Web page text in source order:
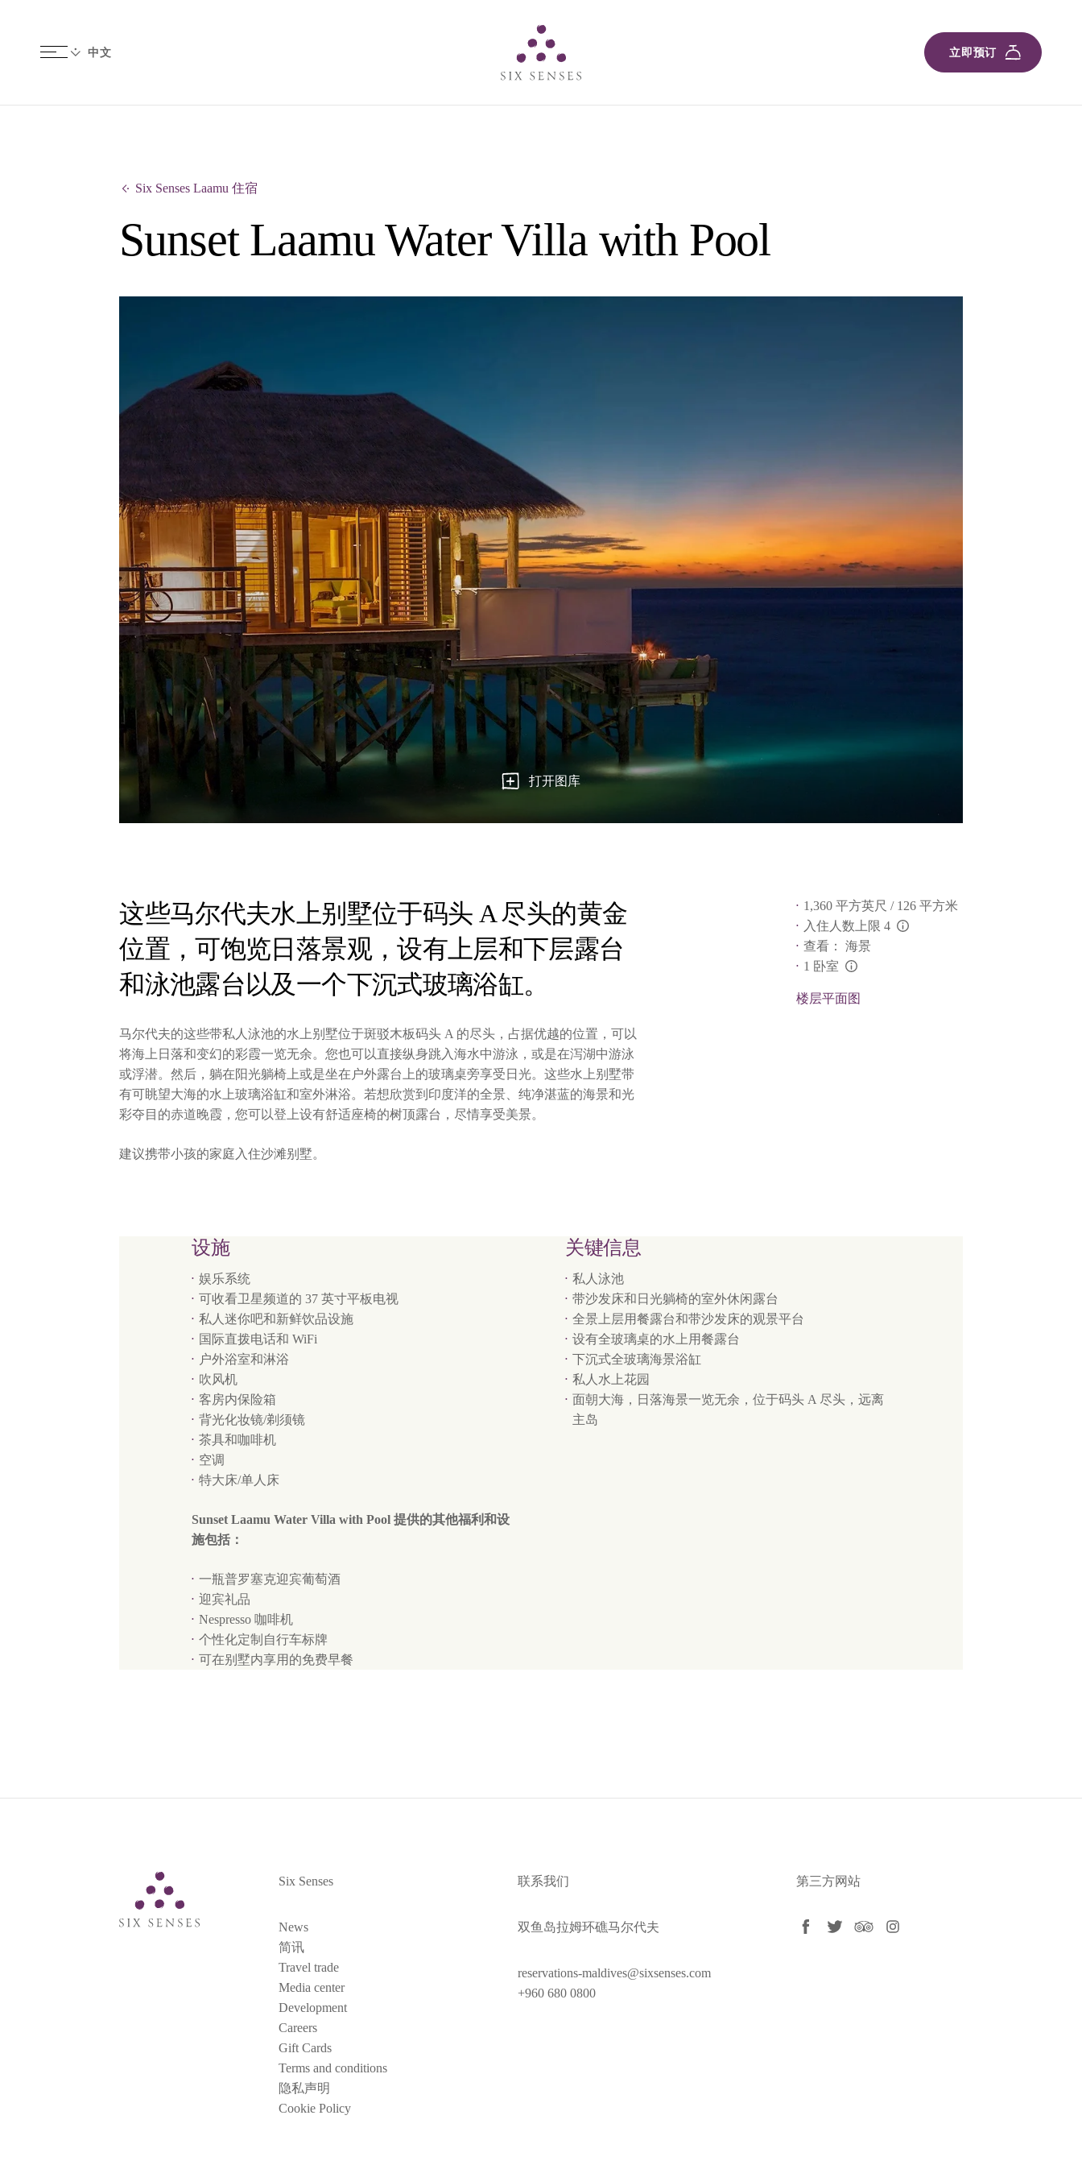
立即预订
Six Senses Laamu 住宿
Sunset Laamu Water Villa with Pool
打开图库
这些马尔代夫水上别墅位于码头 A 尽头的黄金
位置，可饱览日落景观，设有上层和下层露台
和泳池露台以及一个下沉式玻璃浴缸。
马尔代夫的这些带私人泳池的水上别墅位于斑驳木板码头 A 的尽头，占据优越的位置，可以
将海上日落和变幻的彩霞一览无余。您也可以直接纵身跳入海水中游泳，或是在泻湖中游泳
或浮潜。然后，躺在阳光躺椅上或是坐在户外露台上的玻璃桌旁享受日光。这些水上别墅带
有可眺望大海的水上玻璃浴缸和室外淋浴。若想欣赏到印度洋的全景、纯净湛蓝的海景和光
彩夺目的赤道晚霞，您可以登上设有舒适座椅的树顶露台，尽情享受美景。
建议携带小孩的家庭入住沙滩别墅。
1,360 平方英尺 / 126 平方米
入住人数上限 4
L:Generic.Info
查看： 海景
1 卧室
L:Generic.Info
楼层平面图
设施
娱乐系统
可收看卫星频道的 37 英寸平板电视
私人迷你吧和新鲜饮品设施
国际直拨电话和 WiFi
户外浴室和淋浴
吹风机
客房内保险箱
背光化妆镜/剃须镜
茶具和咖啡机
空调
特大床/单人床
Sunset Laamu Water Villa with Pool 提供的其他福利和设
施包括：
一瓶普罗塞克迎宾葡萄酒
迎宾礼品
Nespresso 咖啡机
个性化定制自行车标牌
可在别墅内享用的免费早餐
关键信息
私人泳池
带沙发床和日光躺椅的室外休闲露台
全景上层用餐露台和带沙发床的观景平台
设有全玻璃桌的水上用餐露台
下沉式全玻璃海景浴缸
私人水上花园
面朝大海，日落海景一览无余，位于码头 A 尽头，远离
主岛
Six Senses
News
简讯
Travel trade
Media center
Development
Careers
Gift Cards
Terms and conditions
隐私声明
Cookie Policy
联系我们
双鱼岛拉姆环礁马尔代夫
reservations-maldives@sixsenses.com
+960 680 0800
第三方网站
facebooktwittertripadvisor